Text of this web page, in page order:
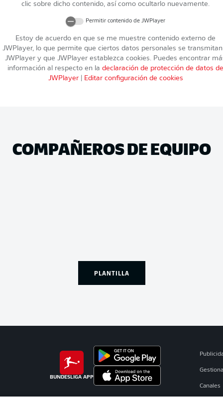
clic sobre dicho contenido, así como ocultarlo nuevamente.
Permitir contenido de JWPlayer
Estoy de acuerdo en que se me muestre contenido externo de
JWPlayer, lo que permite que ciertos datos personales se
JWPlayer y que JWPlayer establezca cookies. Puedes encontrar
información al respecto en la declaración de protección de datos de
JWPlayer| Editar configuración de cookies
COMPAÑEROS DE EQUIPO
PLANTILLA
BUNDESLIGA APP
Canales